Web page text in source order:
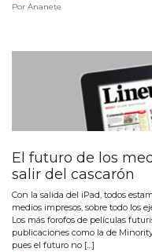
Por Ananete
El futuro de los
salir del cascarón
Con la salida del iPad, todos
medios impresos, sobre todo los
Los más forofos de películas
publicaciones como la de
pues el futuro no […]